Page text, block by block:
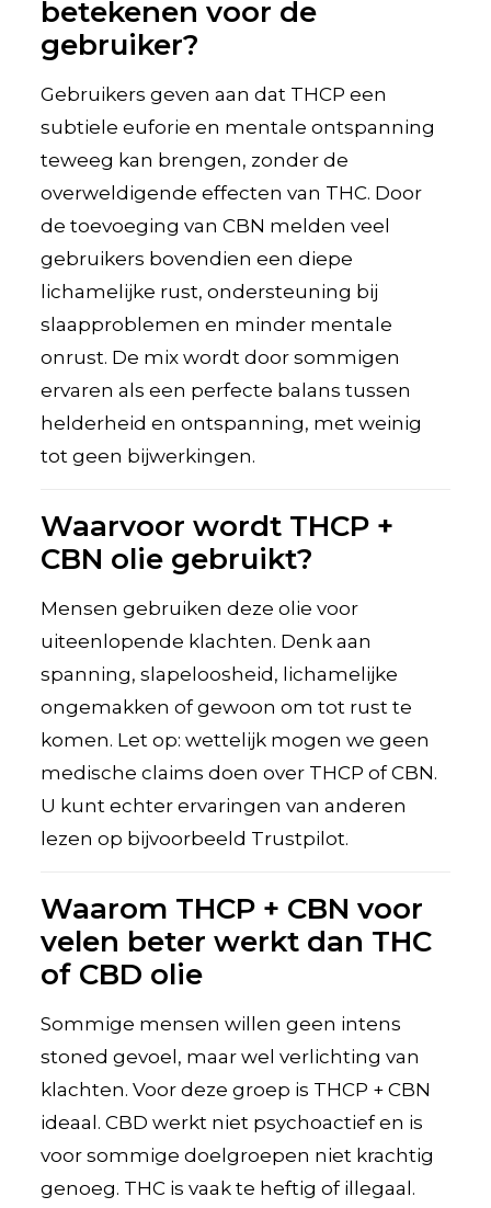
betekenen voor de
gebruiker?
Gebruikers geven aan dat THCP een
subtiele euforie en mentale ontspanning
teweeg kan brengen, zonder de
overweldigende effecten van THC. Door
de toevoeging van CBN melden veel
gebruikers bovendien een diepe
lichamelijke rust, ondersteuning bij
slaapproblemen en minder mentale
onrust. De mix wordt door sommigen
ervaren als een perfecte balans tussen
helderheid en ontspanning, met weinig
tot geen bijwerkingen.
Waarvoor wordt THCP +
CBN olie gebruikt?
Mensen gebruiken deze olie voor
uiteenlopende klachten. Denk aan
spanning, slapeloosheid, lichamelijke
ongemakken of gewoon om tot rust te
komen. Let op: wettelijk mogen we geen
medische claims doen over THCP of CBN.
U kunt echter ervaringen van anderen
lezen op bijvoorbeeld Trustpilot.
Waarom THCP + CBN voor
velen beter werkt dan THC
of CBD olie
Sommige mensen willen geen intens
stoned gevoel, maar wel verlichting van
klachten. Voor deze groep is THCP + CBN
ideaal. CBD werkt niet psychoactief en is
voor sommige doelgroepen niet krachtig
genoeg. THC is vaak te heftig of illegaal.